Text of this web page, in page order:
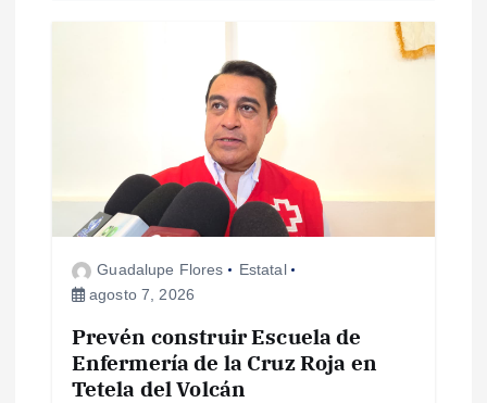
e
Guadalupe Flores
Estatal
agosto 7, 2026
Prevén construir Escuela de
Enfermería de la Cruz Roja en
Tetela del Volcán